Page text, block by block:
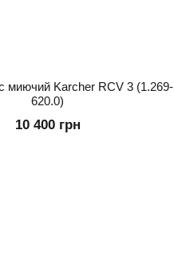
миючий Karcher RCV 3 (1.269-
620.0)
10 400 грн